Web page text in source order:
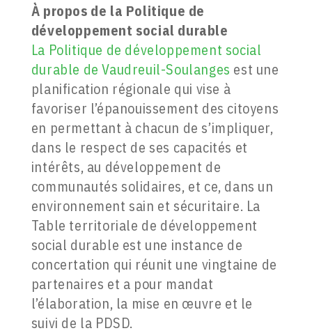
À propos de la Politique de
développement social durable
La Politique de développement social
durable de Vaudreuil-Soulanges est une
planification régionale qui vise à
favoriser l’épanouissement des citoyens
en permettant à chacun de s’impliquer,
dans le respect de ses capacités et
intérêts, au développement de
communautés solidaires, et ce, dans un
environnement sain et sécuritaire. La
Table territoriale de développement
social durable est une instance de
concertation qui réunit une vingtaine de
partenaires et a pour mandat
l’élaboration, la mise en œuvre et le
suivi de la PDSD.